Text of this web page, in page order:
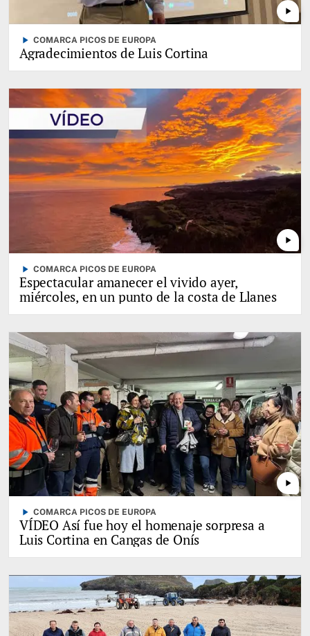
play_arrow
play_arrow COMARCA PICOS DE EUROPA
Agradecimientos de Luis Cortina
play_arrow
play_arrow COMARCA PICOS DE EUROPA
Espectacular amanecer el vivido ayer,
miércoles, en un punto de la costa de Llanes
play_arrow
play_arrow COMARCA PICOS DE EUROPA
VÍDEO Así fue hoy el homenaje sorpresa a
Luis Cortina en Cangas de Onís